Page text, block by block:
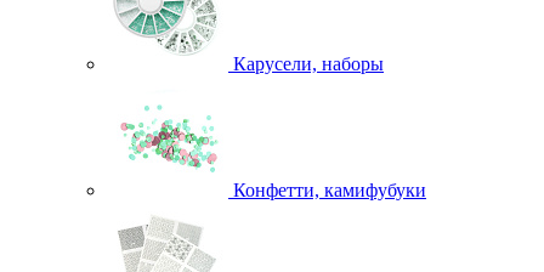
Карусели, наборы
Конфетти, камифубуки